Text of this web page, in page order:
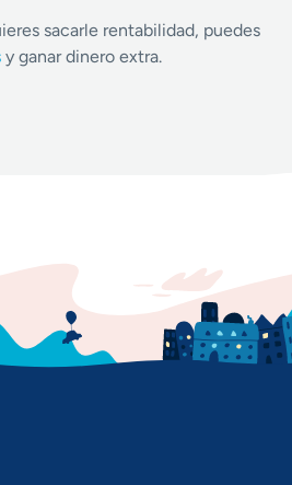
sacarle rentabilidad, puedes
y ganar dinero extra.